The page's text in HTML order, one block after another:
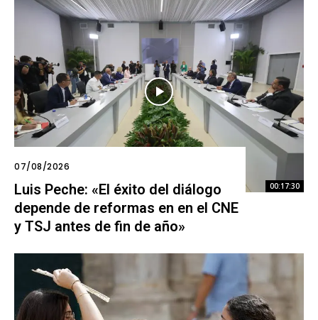
00:17:30
07/08/2026
Luis Peche: «El éxito del diálogo
depende de reformas en en el CNE
y TSJ antes de fin de año»